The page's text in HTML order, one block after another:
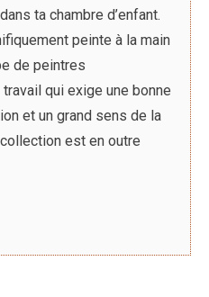
ta chambre d’enfant.
peinte à la main
de peintres
qui exige une bonne
et un grand sens de la
est en outre